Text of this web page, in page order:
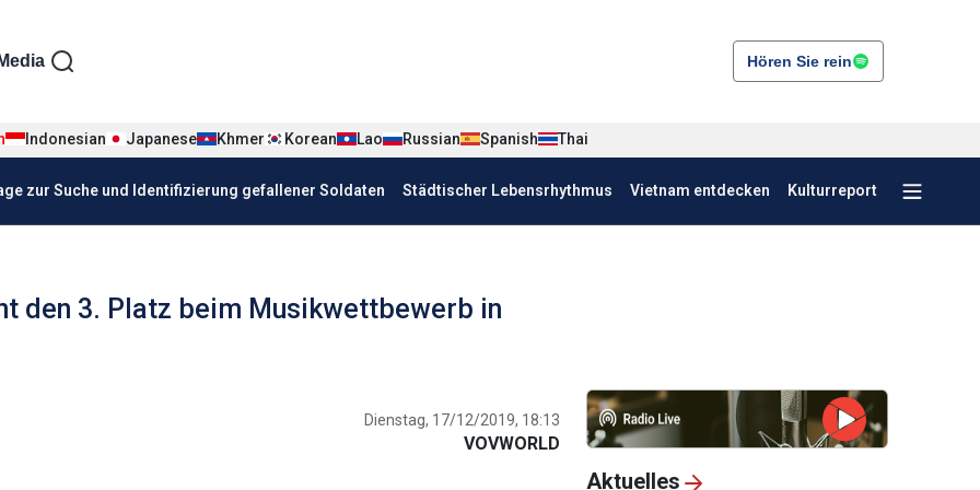
tiếng Đức
Media Hören Sie rein
Indonesian Japanese Khmer Korean Lao Russian Spanish Thai
zur Suche und Identifizierung gefallener Soldaten Städtischer Lebensrhythmus Vietnam entdecken Kulturreport
den 3. Platz beim Musikwettbewerb in
Dienstag, 17/12/2019, 18:13
VOVWORLD
Aktuelles